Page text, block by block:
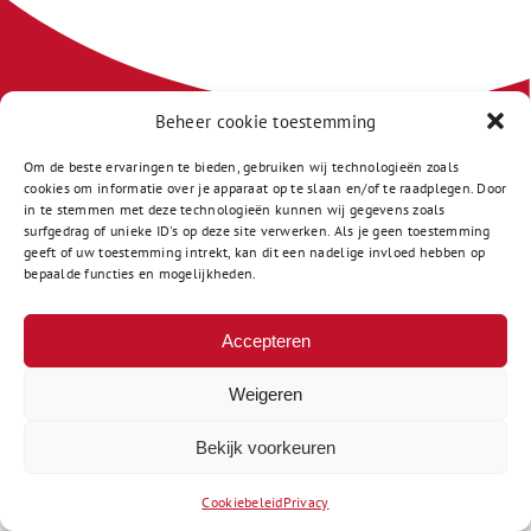
Beheer cookie toestemming
Om de beste ervaringen te bieden, gebruiken wij technologieën zoals
cookies om informatie over je apparaat op te slaan en/of te raadplegen. Door
in te stemmen met deze technologieën kunnen wij gegevens zoals
surfgedrag of unieke ID's op deze site verwerken. Als je geen toestemming
geeft of uw toestemming intrekt, kan dit een nadelige invloed hebben op
bepaalde functies en mogelijkheden.
Accepteren
Weigeren
Bekijk voorkeuren
CookiebeleidPrivacy
A. Dekenlaan 2
1403HH Bussum
035 6927676
info-df@gsf.nl